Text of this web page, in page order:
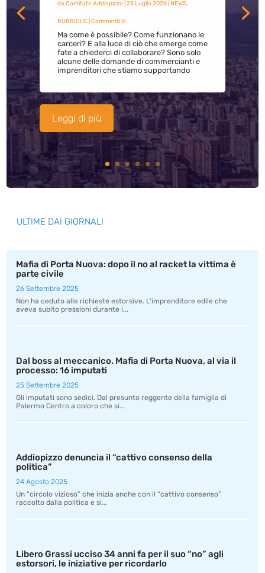
da Comitato Addiopizzo| 25 Luglio 2026| NEWS,
RUBRICHE| Commenti 0
Ma come è possibile? Come funzionano le
carceri? E alla luce di ciò che emerge come
fate a chiederci di collaborare? Sono solo
alcune delle domande di commercianti e
imprenditori che stiamo supportando
Leggi di più
ULTIME DAI GIORNALI
Mafia di Porta Nuova: dopo il no al racket la vittima è
parte civile
26 Settembre 2025
Non ha ceduto alle richieste estorsive. L'imprenditore edile che
aveva subito pressioni durante i...
Dal boss al meccanico. Mafia di Porta Nuova, al via il
processo: 16 imputati
25 Settembre 2025
Gli imputati sono sedici. Dal presunto reggente della famiglia di
Palermo Centro a coloro che si...
Addiopizzo denuncia il “cattivo consenso della
politica”
24 Agosto 2025
Un “circolo vizioso” che inizia anche con il “cattivo consenso”
raccolto dalla politica e si...
Libero Grassi ucciso 34 anni fa per il suo “no” agli
estorsori, le iniziative per ricordarlo